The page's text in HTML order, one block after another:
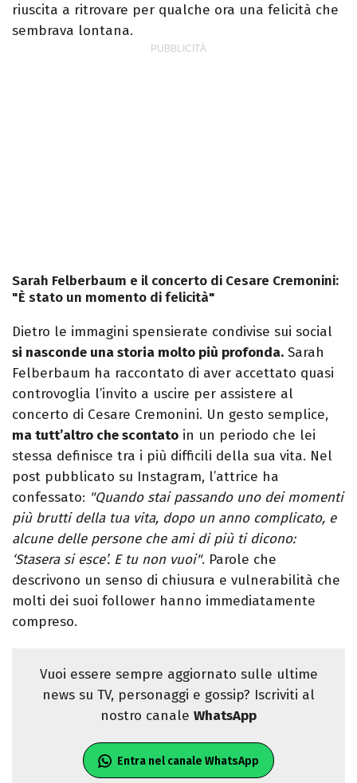
riuscita a ritrovare per qualche ora una felicità che
sembrava lontana.
Sarah Felberbaum e il concerto di Cesare Cremonini:
"È stato un momento di felicità"
Dietro le immagini spensierate condivise sui social
si nasconde una storia molto più profonda. Sarah
Felberbaum ha raccontato di aver accettato quasi
controvoglia l’invito a uscire per assistere al
concerto di Cesare Cremonini. Un gesto semplice,
ma tutt’altro che scontato in un periodo che lei
stessa definisce tra i più difficili della sua vita. Nel
post pubblicato su Instagram, l’attrice ha
confessato: "Quando stai passando uno dei momenti
più brutti della tua vita, dopo un anno complicato, e
alcune delle persone che ami di più ti dicono:
‘Stasera si esce’. E tu non vuoi". Parole che
descrivono un senso di chiusura e vulnerabilità che
molti dei suoi follower hanno immediatamente
compreso.
Vuoi essere sempre aggiornato sulle ultime
news su TV, personaggi e gossip? Iscriviti al
nostro canale WhatsApp
Entra nel canale WhatsApp